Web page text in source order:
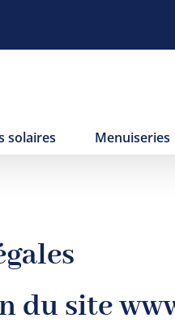
solaires Menuiseries
du site